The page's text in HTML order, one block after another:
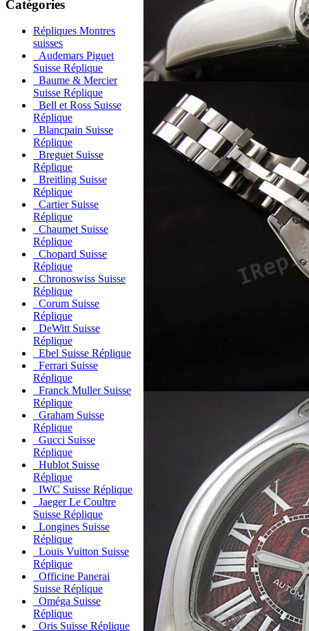
Catégories
Répliques Montres
suisses
Audemars Piguet
Suisse Réplique
Baume & Mercier
Suisse Réplique
Bell et Ross Suisse
Réplique
Blancpain Suisse
Réplique
Breguet Suisse
Réplique
Breitling Suisse
Réplique
Cartier Suisse
Réplique
Chaumet Suisse
Réplique
Chopard Suisse
Réplique
Chronoswiss Suisse
Réplique
Corum Suisse
Réplique
DeWitt Suisse
Réplique
Ebel Suisse Réplique
Ferrari Suisse
Réplique
Franck Muller Suisse
Réplique
Graham Suisse
Réplique
Gucci Suisse
Réplique
Hublot Suisse
Réplique
IWC Suisse Réplique
Jaeger Le Coultre
Suisse Réplique
Longines Suisse
Réplique
Louis Vuitton Suisse
Réplique
Officine Panerai
Suisse Réplique
Oméga Suisse
Réplique
Oris Suisse Réplique